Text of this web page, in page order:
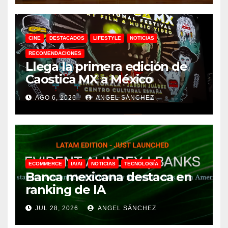
CINE DESTACADOS LIFESTYLE NOTICIAS
RECOMENDACIONES
Llega la primera edición de
Caostica MX a México
AGO 6, 2026 ANGEL SÁNCHEZ
ECOMMERCE IA/AI NOTICIAS TECNOLOGÍA
Banca mexicana destaca en
ranking de IA
JUL 28, 2026 ANGEL SÁNCHEZ